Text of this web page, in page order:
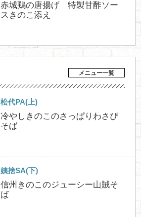
赤城鶏の唐揚げ 特製甘酢ソー
スきのこ添え
メニュー一覧
松代PA(上)
冷やしきのこのさっぱりわさび
そば
姨捨SA(下)
信州きのこのジューシー山賊そ
ば